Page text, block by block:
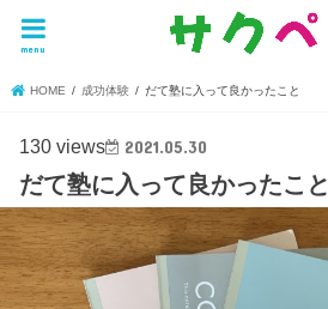
menu
HOME 成功体験 だて塾に入って良かったこと
130 views 2021.05.30
だて塾に入って良かったこと